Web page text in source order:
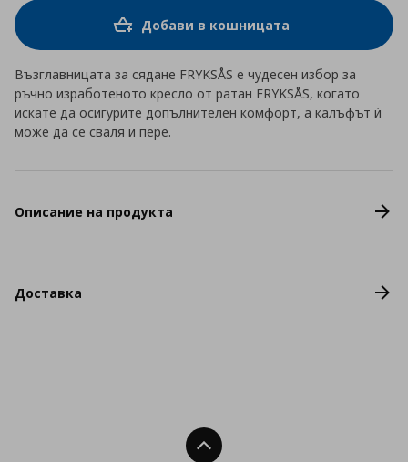
Добави в кошницата
Възглавницата за сядане FRYKSÅS е чудесен избор за
ръчно изработеното кресло от ратан FRYKSÅS, когато
искате да осигурите допълнителен комфорт, а калъфът ѝ
може да се сваля и пере.
Описание на продукта
Доставка
Нагоре